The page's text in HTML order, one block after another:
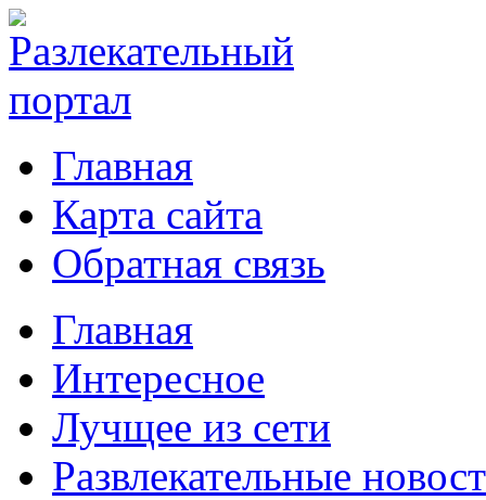
Главная
Карта сайта
Обратная связь
Главная
Интересное
Лучщее из сети
Развлекательные